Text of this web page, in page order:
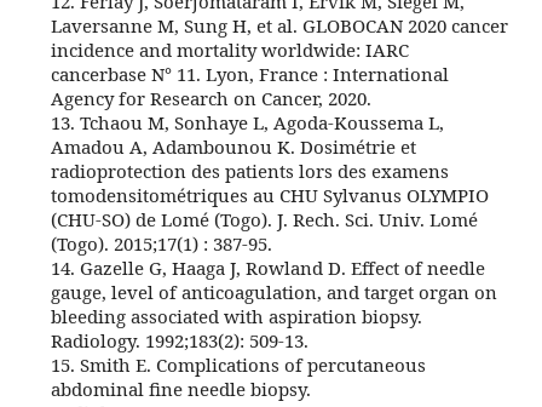
Laversanne M, Sung H, et al. GLOBOCAN 2020 cancer
incidence and mortality worldwide: IARC
cancerbase N° 11. Lyon, France : International
Agency for Research on Cancer, 2020.
13. Tchaou M, Sonhaye L, Agoda-Koussema L,
Amadou A, Adambounou K. Dosimétrie et
radioprotection des patients lors des examens
tomodensitométriques au CHU Sylvanus OLYMPIO
(CHU-SO) de Lomé (Togo). J. Rech. Sci. Univ. Lomé
(Togo). 2015;17(1) : 387-95.
14. Gazelle G, Haaga J, Rowland D. Effect of needle
gauge, level of anticoagulation, and target organ on
bleeding associated with aspiration biopsy.
Radiology. 1992;183(2): 509-13.
15. Smith E. Complications of percutaneous
abdominal fine needle biopsy.